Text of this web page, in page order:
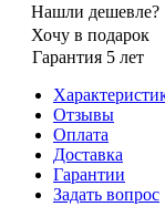
Нашли дешевле?
Хочу в подарок
Гарантия 5 лет
Отзывы
Оплата
Доставка
Гарантии
Задать вопрос